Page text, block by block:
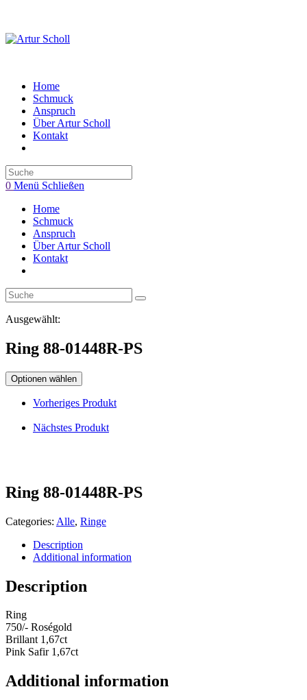
springen
Home
Schmuck
Anspruch
Über Artur Scholl
Kontakt
search
0 Menü Schließen
Home
Schmuck
Anspruch
Über Artur Scholl
Kontakt
search
Ausgewählt:
Ring 88-01448R-PS
Optionen wählen
Vorheriges Produkt
Nächstes Produkt
Ring 88-01448R-PS
Categories: Alle, Ringe
Description
Additional information
Description
Ring
750/- Roségold
Brillant 1,67ct
Pink Safir 1,67ct
Additional information